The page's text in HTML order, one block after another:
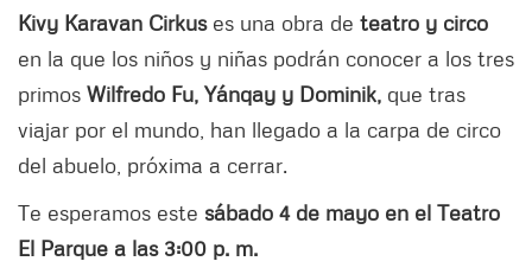
Kivy Karavan Cirkuses una obra de teatro y circo
en la que los niños y niñas podrán conocer a los tres
primos Wilfredo Fu, Yánqay y Dominik, que tras
viajar por el mundo, han llegado a la carpa de circo
del abuelo, próxima a cerrar.
Te esperamos este sábado 4 de mayo en el Teatro
El Parque a las 3:00 p. m.